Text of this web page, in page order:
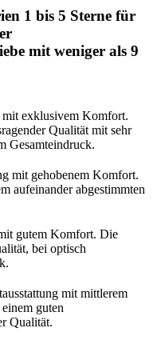
1 bis 5 Sterne für
mit weniger als 9
mit exklusivem Komfort.
Qualität mit sehr
Gesamteindruck.
mit gehobenem Komfort.
aufeinander abgestimmten
gutem Komfort. Die
bei optisch
mit mittlerem
guten
Qualität.